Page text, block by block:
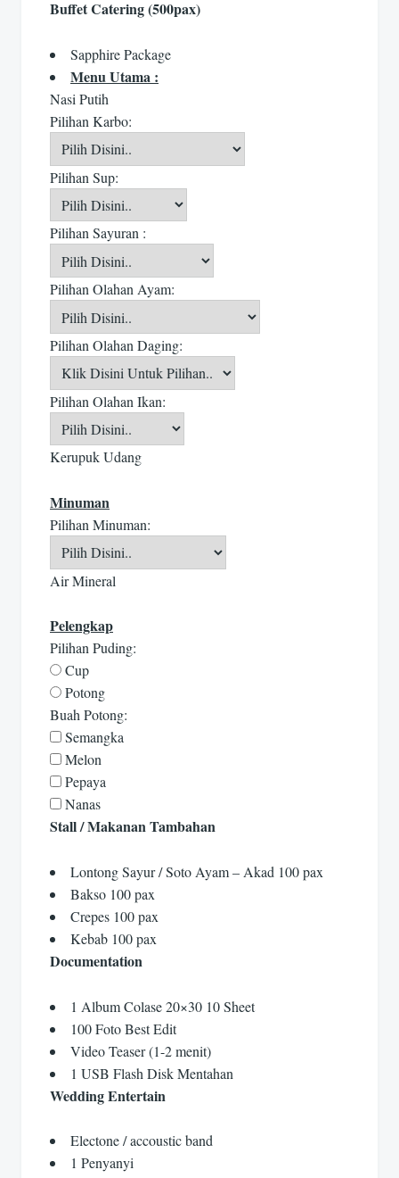
Buffet Catering (500pax)
Sapphire Package
Menu Utama :
Nasi Putih
Pilihan Karbo:
Pilihan Sup:
Pilihan Sayuran :
Pilihan Olahan Ayam:
Pilihan Olahan Daging:
Pilihan Olahan Ikan:
Kerupuk Udang
Minuman
Pilihan Minuman:
Air Mineral
Pelengkap
Pilihan Puding:
Cup
Potong
Buah Potong:
Semangka
Melon
Pepaya
Nanas
Stall / Makanan Tambahan
Lontong Sayur / Soto Ayam – Akad 100 pax
Bakso 100 pax
Crepes 100 pax
Kebab 100 pax
Documentation
1 Album Colase 20×30 10 Sheet
100 Foto Best Edit
Video Teaser (1-2 menit)
1 USB Flash Disk Mentahan
Wedding Entertain
Electone / accoustic band
1 Penyanyi